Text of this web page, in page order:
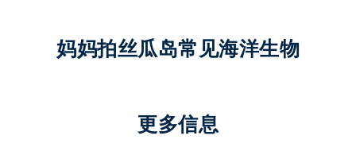
妈妈拍丝瓜岛常见海洋生物
更多信息